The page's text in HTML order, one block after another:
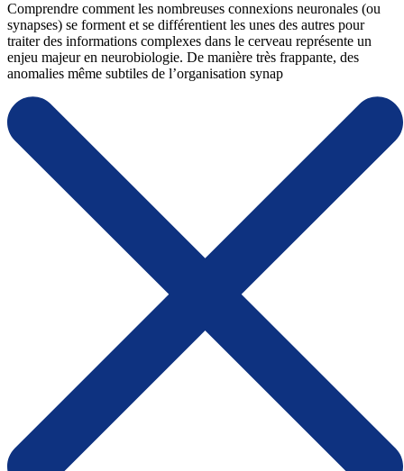
Comprendre comment les nombreuses connexions neuronales (ou
synapses) se forment et se différentient les unes des autres pour
traiter des informations complexes dans le cerveau représente un
enjeu majeur en neurobiologie. De manière très frappante, des
anomalies même subtiles de l’organisation synap